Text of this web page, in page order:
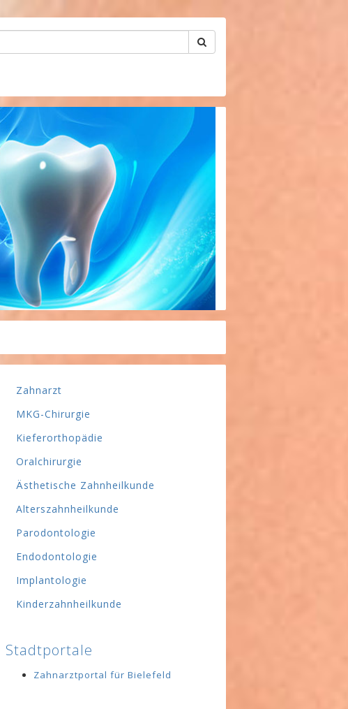
Zahnarzt
MKG-Chirurgie
Kieferorthopädie
Oralchirurgie
Ästhetische Zahnheilkunde
Alterszahnheilkunde
Parodontologie
Endodontologie
Implantologie
Kinderzahnheilkunde
Stadtportale
Zahnarztportal für Bielefeld